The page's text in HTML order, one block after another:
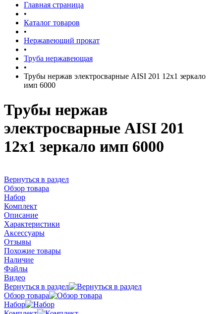
Главная страница
•
Каталог товаров
•
Нержавеющий прокат
•
Труба нержавеющая
•
Трубы нержав электросварные AISI 201 12x1 зеркало
имп 6000
Трубы нержав
электросварные AISI 201
12x1 зеркало имп 6000
Вернуться в раздел
Обзор товара
Набор
Комплект
Описание
Характеристики
Аксессуары
Отзывы
Похожие товары
Наличие
Файлы
Видео
Вернуться в раздел
Обзор товара
Набор